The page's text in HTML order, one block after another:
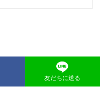
友だちに送る